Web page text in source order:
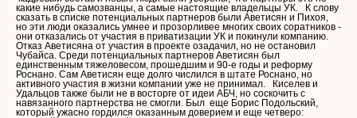
какие нибудь самозванцы, а самые настоящие владельцы УК. К слову
сказать в списке потенциальных партнеров были Аветисян и Пихоя,
но эти люди оказались умнее и прозорливее многих своих соратников -
они отказались от участия в приватизации УК и покинули компанию.
Отказ Аветисяна от участия в проекте озадачил, но не остановил
Чубайса. Среди потенциальных партнеров Аветисян был
единственным тяжеловесом, прошедшим и 90-е годы и реформу
Роснано. Сам Аветисян еще долго числился в штате Роснано, но
активного участия в жизни компании уже не принимал. Киселев и
Удальцов также были не в восторге от идеи АБЧ, но соскочить с
навязанного партнерства не смогли. Был еще Борис Подольский,
который ужасно гордился оказанным доверием и еще четверо: